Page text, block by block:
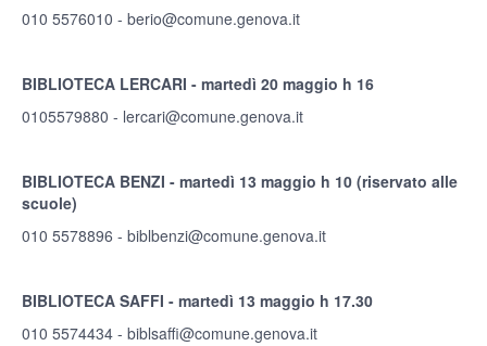
010 5576010 - berio@comune.genova.it
BIBLIOTECA LERCARI - martedì 20 maggio h 16
0105579880 - lercari@comune.genova.it
BIBLIOTECA BENZI - martedì 13 maggio h 10 (riservato alle
scuole)
010 5578896 - biblbenzi@comune.genova.it
BIBLIOTECA SAFFI - martedì 13 maggio h 17.30
010 5574434 - biblsaffi@comune.genova.it